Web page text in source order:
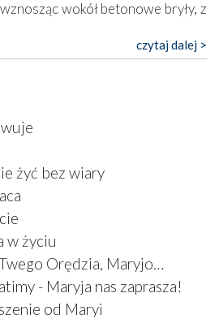
wokół betonowe bryły, z
Tylko co wspólnego z żywą,
mieć płaskie, szare bunkry albo
przypomina bardziej
Albo co powiedzieć o ustawionym
wielkim krzyżu, na którym
dziwaczną postać jakby
hieroglifów? W kulturowym
to raczej karykatura niż godny
otoczeniu sanktuarium
się, że wewnątrz Kościoła toczy
kształt katolicyzmu i o serca
to zmaganie może prowadzić,
niewielkim mieście Obidos,
kościoła działa dzisiaj…
czytaj dalej >
żyć bez wiary
w życiu
Orędzia, Maryjo…
- Maryja nas zaprasza!
od Maryi